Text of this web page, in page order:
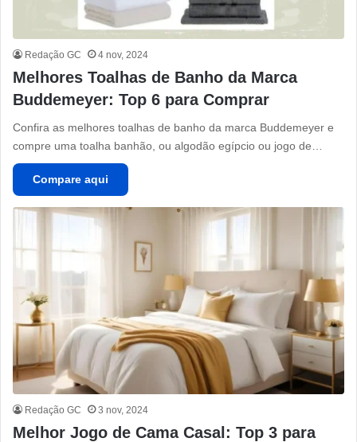
Redação GC 4 nov, 2024
Melhores Toalhas de Banho da Marca
Buddemeyer: Top 6 para Comprar
Confira as melhores toalhas de banho da marca Buddemeyer e
compre uma toalha banhão, ou algodão egípcio ou jogo de…
Compare aqui
Redação GC 3 nov, 2024
Melhor Jogo de Cama Casal: Top 3 para